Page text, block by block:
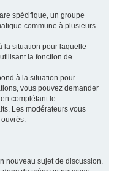
spécifique, un groupe
commune à plusieurs
la situation pour laquelle
la fonction de
à la situation pour
vous pouvez demander
complétant le
Les modérateurs vous
nouveau sujet de discussion.